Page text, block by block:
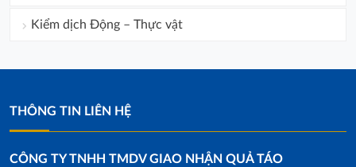
Kiểm dịch Động – Thực vật
THÔNG TIN LIÊN HỆ
CÔNG TY TNHH TMDV GIAO NHẬN QUẢ TÁO